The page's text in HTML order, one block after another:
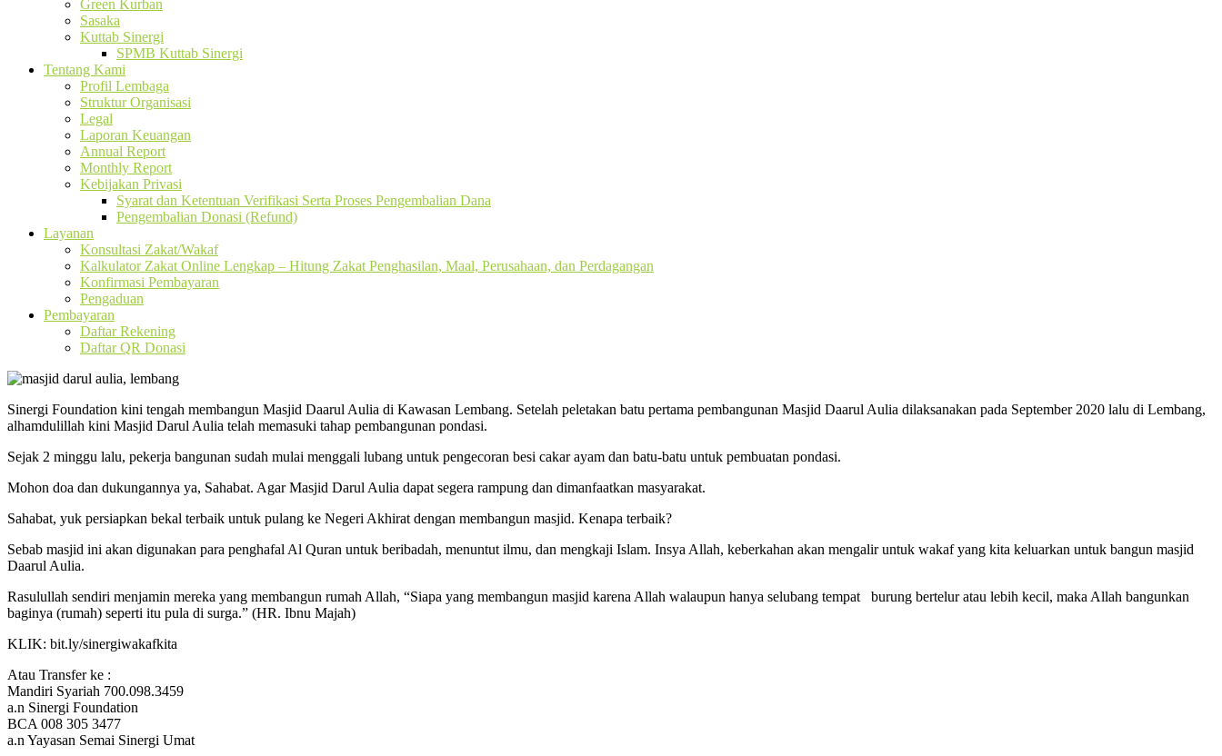
Green Kurban
Sasaka
Kuttab Sinergi
SPMB Kuttab Sinergi
Tentang Kami
Profil Lembaga
Struktur Organisasi
Legal
Laporan Keuangan
Annual Report
Monthly Report
Kebijakan Privasi
Syarat dan Ketentuan Verifikasi Serta Proses Pengembalian Dana
Pengembalian Donasi (Refund)
Layanan
Konsultasi Zakat/Wakaf
Kalkulator Zakat Online Lengkap – Hitung Zakat Penghasilan, Maal, Perusahaan, dan Perdagangan
Konfirmasi Pembayaran
Pengaduan
Pembayaran
Daftar Rekening
Daftar QR Donasi
Sinergi Foundation kini tengah membangun Masjid Daarul Aulia di Kawasan Lembang. Setelah peletakan batu pertama pembangunan Masjid Daarul Aulia dilaksanakan pada September 2020 lalu di Lembang,
alhamdulillah kini Masjid Darul Aulia telah memasuki tahap pembangunan pondasi.
Sejak 2 minggu lalu, pekerja bangunan sudah mulai menggali lubang untuk pengecoran besi cakar ayam dan batu-batu untuk pembuatan pondasi.
Mohon doa dan dukungannya ya, Sahabat. Agar Masjid Darul Aulia dapat segera rampung dan dimanfaatkan masyarakat.
Sahabat, yuk persiapkan bekal terbaik untuk pulang ke Negeri Akhirat dengan membangun masjid. Kenapa terbaik?
Sebab masjid ini akan digunakan para penghafal Al Quran untuk beribadah, menuntut ilmu, dan mengkaji Islam. Insya Allah, keberkahan akan mengalir untuk wakaf yang kita keluarkan untuk bangun masjid
Daarul Aulia.
Rasulullah sendiri menjamin mereka yang membangun rumah Allah, “Siapa yang membangun masjid karena Allah walaupun hanya selubang tempat burung bertelur atau lebih kecil, maka Allah bangunkan
baginya (rumah) seperti itu pula di surga.” (HR. Ibnu Majah)
KLIK: bit.ly/sinergiwakafkita
Atau Transfer ke :
Mandiri Syariah 700.098.3459
a.n Sinergi Foundation
BCA 008 305 3477
a.n Yayasan Semai Sinergi Umat